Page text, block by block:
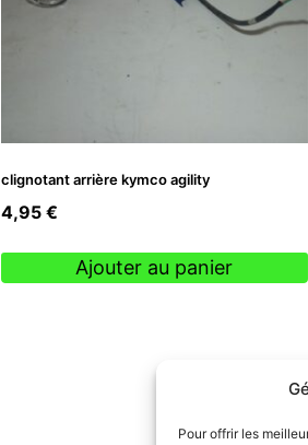
Pour offrir les
clignotant arrière kymco agility
4,95 €
Ajouter au panier